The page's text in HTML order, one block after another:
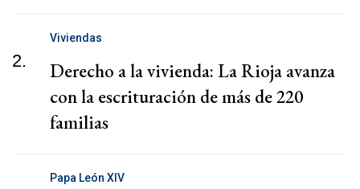
2.
Viviendas
Derecho a la vivienda: La Rioja avanza
con la escrituración de más de 220
familias
Papa León XIV